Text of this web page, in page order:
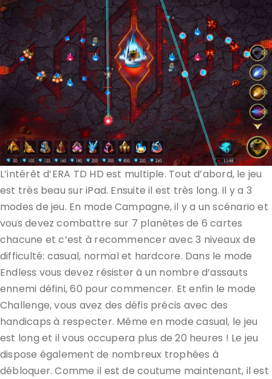
L’intérêt d’ERA TD HD est multiple. Tout d’abord, le jeu
est très beau sur iPad. Ensuite il est très long. Il y a 3
modes de jeu. En mode Campagne, il y a un scénario et
vous devez combattre sur 7 planètes de 6 cartes
chacune et c’est à recommencer avec 3 niveaux de
difficulté: casual, normal et hardcore. Dans le mode
Endless vous devez résister à un nombre d’assauts
ennemi défini, 60 pour commencer. Et enfin le mode
Challenge, vous avez des défis précis avec des
handicaps à respecter. Même en mode casual, le jeu
est long et il vous occupera plus de 20 heures ! Le jeu
dispose également de nombreux trophées à
débloquer. Comme il est de coutume maintenant, il est